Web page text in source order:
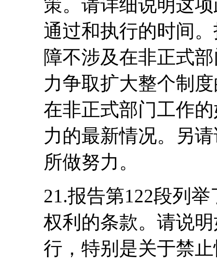
策。请详细说明这
通过和执行的时间
障不涉及在非正式
力争取扩大整个制
在非正式部门工作
力的最新情况。另
所做努力。
21.报告第122段列
权利的条款。请说
行，特别是关于禁